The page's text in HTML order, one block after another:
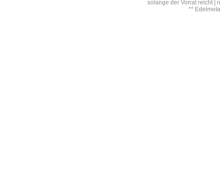
solange der Vorrat reicht |
**